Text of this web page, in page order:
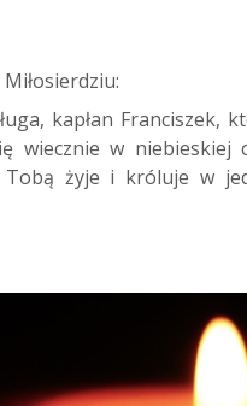
kapłan Franciszek,
wiecznie w niebieskiej
żyje i króluje w